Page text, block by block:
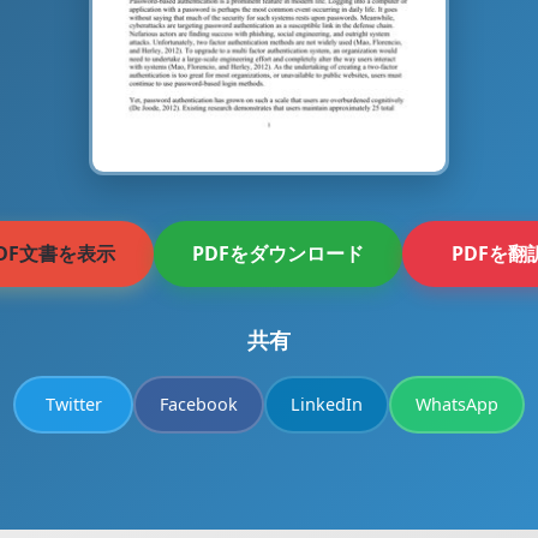
文書を表示 PDFをダウンロード PDFを翻
共有
Twitter Facebook LinkedIn WhatsApp